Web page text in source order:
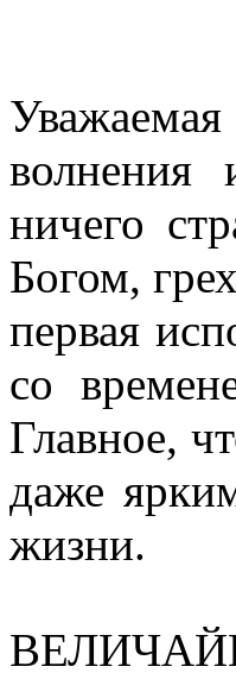
ничего
Богом,
первая
со
Главное,
даже
жизни.